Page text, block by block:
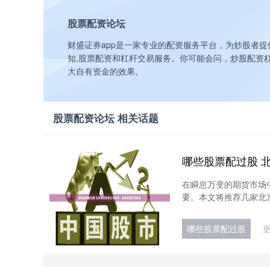
股票配资论坛
财盛证券app是一家专业的配资服务平台，为炒股者
知,股票配资和杠杆交易服务。你可能会问，炒股配
大自有资金的效果。
股票配资论坛 相关话题
在瞬息万变的期货市
要。本文将推荐几家
哪些股票配过股